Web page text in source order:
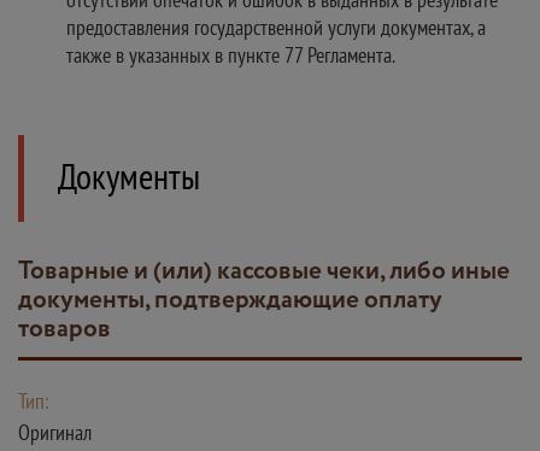
предоставления государственной услуги документах, а
также в указанных в пункте 77 Регламента.
Документы
Товарные и (или) кассовые чеки, либо иные
документы, подтверждающие оплату
товаров
Тип:
Оригинал